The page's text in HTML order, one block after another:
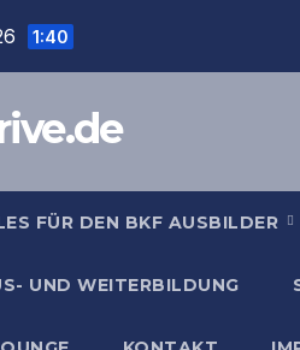
1:40
FÜR DEN BKF AUSBILDER
UND WEITERBILDUNG